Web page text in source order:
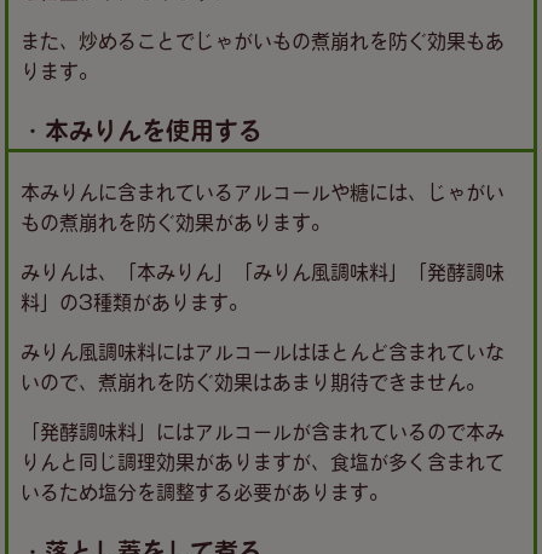
また、炒めることでじゃがいもの煮崩れを防ぐ効果もあ
ります。
・本みりんを使用する
本みりんに含まれているアルコールや糖には、じゃがい
もの煮崩れを防ぐ効果があります。
みりんは、「本みりん」「みりん風調味料」「発酵調味
料」の3種類があります。
みりん風調味料にはアルコールはほとんど含まれていな
いので、煮崩れを防ぐ効果はあまり期待できません。
「発酵調味料」にはアルコールが含まれているので本み
りんと同じ調理効果がありますが、食塩が多く含まれて
いるため塩分を調整する必要があります。